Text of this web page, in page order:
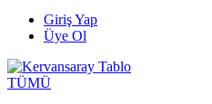
Giriş Yap
Üye Ol
TÜMÜ